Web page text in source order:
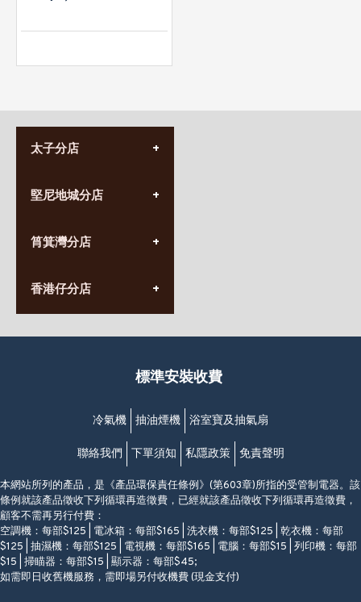
太子分店
營業時間:
九龍太子太子道西141號
堅尼地城分店
營業時間:
香港堅尼地城卑路乍街
(堅尼地城地鐵站B出口)
筲箕灣分店
營業時間:
(10:00am-20:30pm)
香港仔分店
營業時間:
香港香港仔成都道20-28號
(黃竹坑地鐵站轉4M專線小巴)
標準安裝收費
冷氣機 抽油煙機 浴室寶及抽氣扇
聯絡我們 下單須知 私隱政策 免責聲明
本網站所列的產品，是《產品環保責任條例》(第603章)所指的受管制電器。該
條例就該產品徵收下列循環再造徵費，已經就該產品徵收下列循環再造徵費，
顧客不需再另行付費：
空調機：每部$125 | 電冰箱：每部$165 | 洗衣機：每部$125 | 乾衣機：每部
$125 | 抽濕機：每部$125 | 電視機：每部$165 | 電腦：每部$15 | 列印機：每部
$15 | 掃瞄器：每部$15 | 顯示器：每部$45;
如需即日收舊機服務，需即場另付收機費 (現金支付)